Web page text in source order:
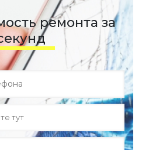
ремонта за